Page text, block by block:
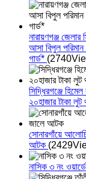
নারায়ণগঞ্জ জেলার
আসা বিপুল
গার্ড*
সিদ্ধিরগঞ্জে হিমেল
২০হাজার টাকা
সোনারগাঁয়ে
আটক
নাসিক ৩ নং ওয়ার্ডে